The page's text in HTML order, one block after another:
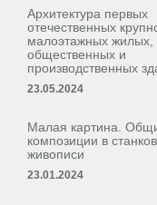
Архитектура первых
отечественных
малоэтажных жилых,
общественных и
производственных
23.05.2024
Малая картина.
композиции в
живописи
23.01.2024